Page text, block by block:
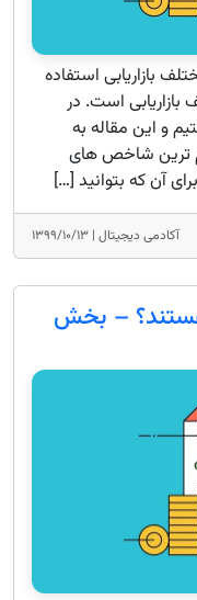
بازاریابی استفاده
بازاریابی است. در
و این مقاله به
ترین شاخص های
آن که بتوانید […]
آکادمی دیجیتال | ۱۳۹۹/۱۰/۱۳
هستند؟ – بخش